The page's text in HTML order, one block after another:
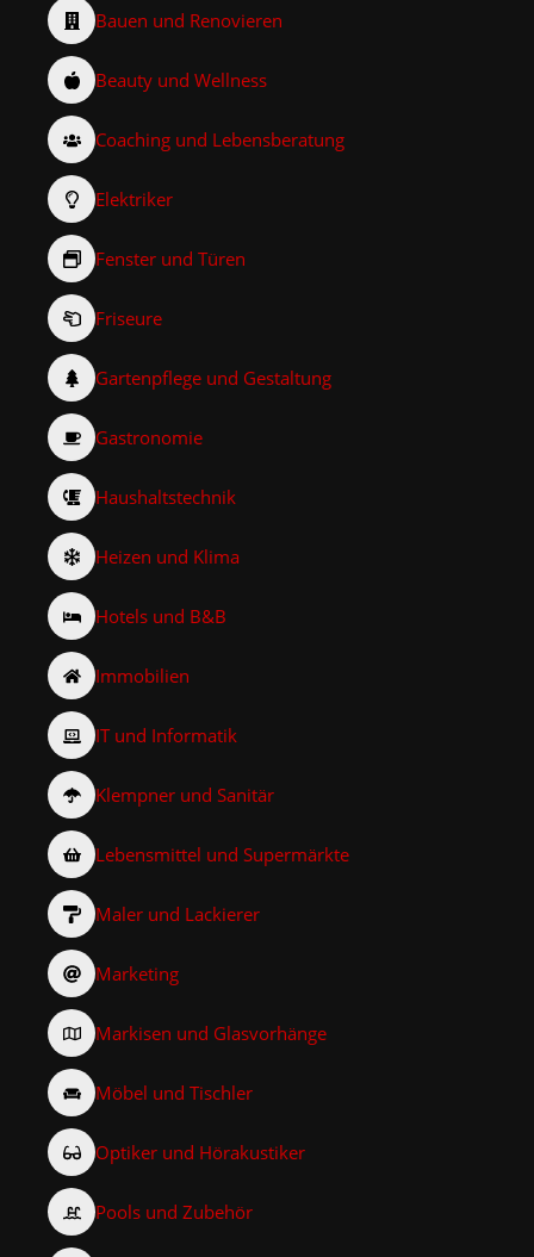
Bauen und Renovieren
Beauty und Wellness
Coaching und Lebensberatung
Elektriker
Fenster und Türen
Friseure
Gartenpflege und Gestaltung
Gastronomie
Haushaltstechnik
Heizen und Klima
Hotels und B&B
Immobilien
IT und Informatik
Klempner und Sanitär
Lebensmittel und Supermärkte
Maler und Lackierer
Marketing
Markisen und Glasvorhänge
Möbel und Tischler
Optiker und Hörakustiker
Pools und Zubehör